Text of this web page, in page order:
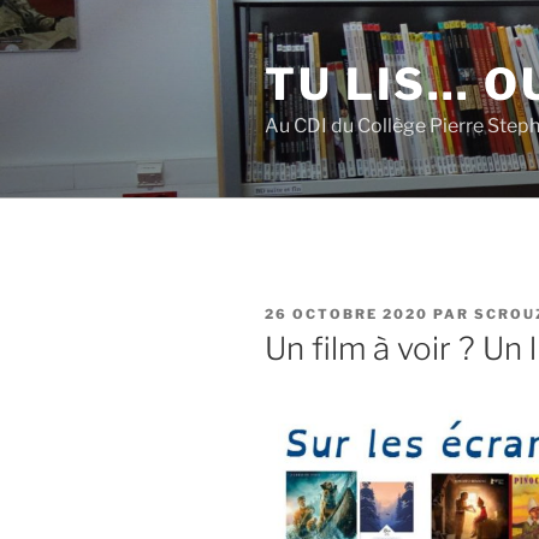
Aller
au
TU LIS…
Au CDI du Collège Pierre
PUBLIÉ
LE
26 OCTOBRE 2020 PAR
Un film à voir ? Un